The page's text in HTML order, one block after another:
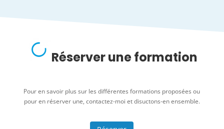
Réserver une formation
Pour en savoir plus sur les différentes formations proposées ou
pour en réserver une, contactez-moi et disuctons-en ensemble.